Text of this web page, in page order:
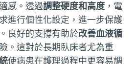
感。透過調整硬度和高度 ，電
進行個性化設定，進一步保護
良好的支撐有助於改善血液循
。這對於長期臥床者尤為重
使病患在護理過程中更容易調